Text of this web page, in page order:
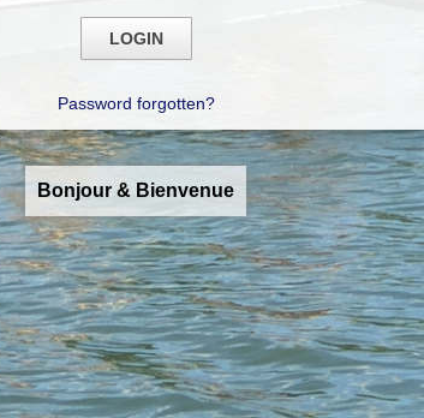
Password forgotten?
Bonjour & Bienvenue